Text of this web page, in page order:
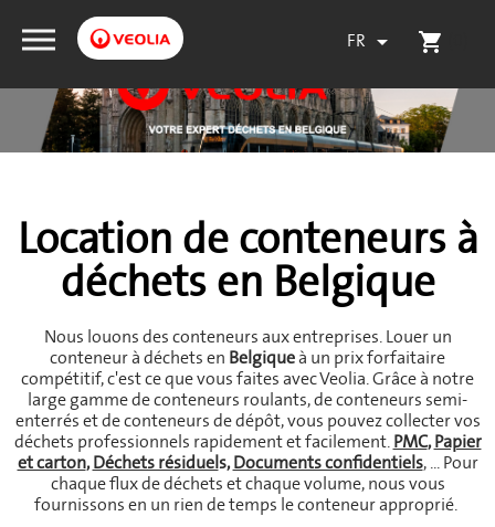
shopping_cart
FR 
Location de conteneurs à
déchets en Belgique
Nous louons des conteneurs aux entreprises. Louer un
conteneur à déchets en Belgiqueà un prix forfaitaire
compétitif, c'est ce que vous faites avec Veolia. Grâce à notre
large gamme de conteneurs roulants, de conteneurs semi-
enterrés et de conteneurs de dépôt, vous pouvez collecter vos
déchets professionnels rapidement et facilement.PMC,Papier
et carton,Déchets résiduels,Documents confidentiels, ... Pour
chaque flux de déchets et chaque volume, nous vous
fournissons en un rien de temps le conteneur approprié.